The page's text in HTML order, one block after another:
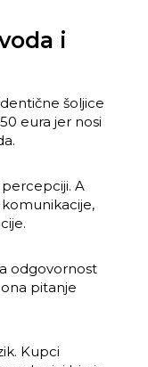
i
šoljice
eura jer nosi
A
odgovornost
pitanje
Kupci